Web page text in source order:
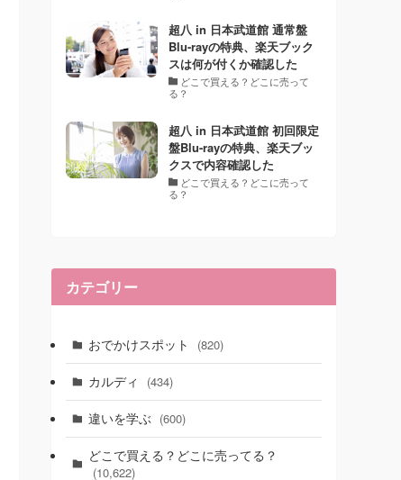
超八 in 日本武道館 通常盤
Blu-rayの特典、楽天ブック
スは何が付くか確認した
どこで買える？どこに売って
る？
超八 in 日本武道館 初回限定
盤Blu-rayの特典、楽天ブッ
クスで内容確認した
どこで買える？どこに売って
る？
カテゴリー
おでかけスポット (820)
カルディ (434)
違いを学ぶ (600)
どこで買える？どこに売ってる？
(10,622)